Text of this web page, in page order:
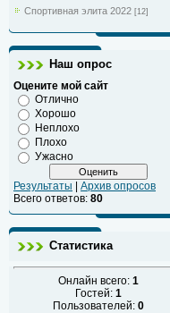
Спортивная элита 2022 [12]
Наш опрос
Оцените мой сайт
Отлично
Хорошо
Неплохо
Плохо
Ужасно
Результаты
Архив опросов
Всего ответов: 80
Статистика
Онлайн всего: 1
Гостей: 1
Пользователей: 0